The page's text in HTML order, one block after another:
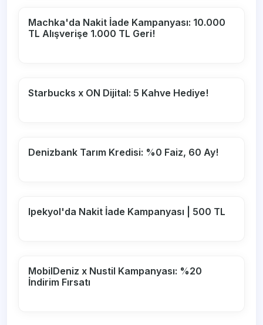
Machka'da Nakit İade Kampanyası: 10.000
TL Alışverişe 1.000 TL Geri!
Starbucks x ON Dijital: 5 Kahve Hediye!
Denizbank Tarım Kredisi: %0 Faiz, 60 Ay!
Ipekyol'da Nakit İade Kampanyası | 500 TL
MobilDeniz x Nustil Kampanyası: %20
İndirim Fırsatı